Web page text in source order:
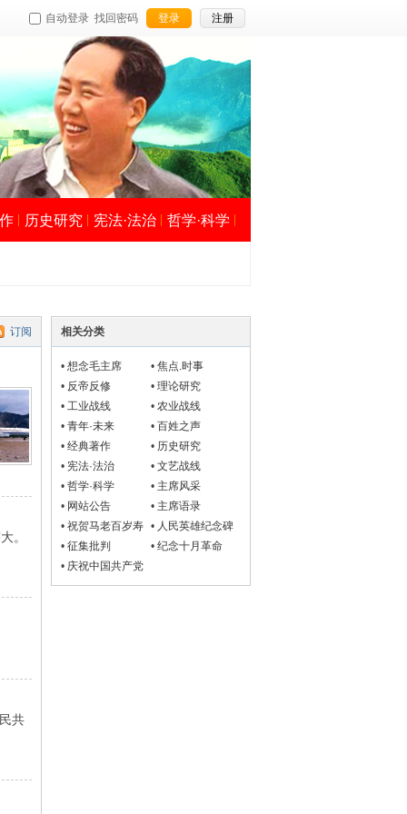
自动登录 找回密码 登录 注册
历史研究 宪法·法治 哲学·科学
订阅
。
共
相关分类
• 想念毛主席 • 焦点.时事
• 反帝反修 • 理论研究
• 工业战线 • 农业战线
• 青年·未来 • 百姓之声
• 经典著作 • 历史研究
• 宪法·法治 • 文艺战线
• 哲学·科学 • 主席风采
• 网站公告 • 主席语录
• 祝贺马老百岁寿
诞
• 人民英雄纪念碑
• 征集批判 • 纪念十月革命
• 庆祝中国共产党
成立100周年